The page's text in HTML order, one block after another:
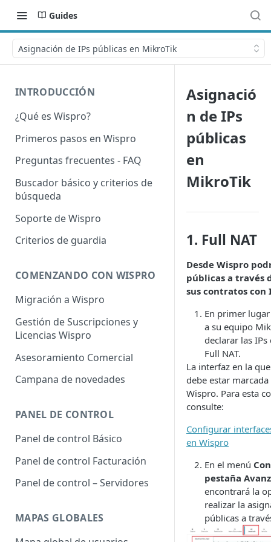
Guides
Asignación de IPs públicas en MikroTik
INTRODUCCIÓN
¿Qué es Wispro?
Primeros pasos en Wispro
Preguntas frecuentes - FAQ
Buscador básico y criterios de
búsqueda
Soporte de Wispro
Criterios de guardia
COMENZANDO CON WISPRO
Migración a Wispro
Gestión de Suscripciones y
Licencias Wispro
Asesoramiento Comercial
Campana de novedades
PANEL DE CONTROL
Panel de control Básico
Panel de control Facturación
Panel de control – Servidores
MAPAS GLOBALES
Asignació
n de IPs
públicas
en
MikroTik
1. Full NAT
Desde Wispro
públicas a través
sus contratos con
En primer
a su equipo
declarar las
Full NAT.
La interfaz en la
debe estar
Wispro. Para esta
consulte:
Configurar
en Wispro
En el menú
pestaña
encontrará la
realizar la
públicas a